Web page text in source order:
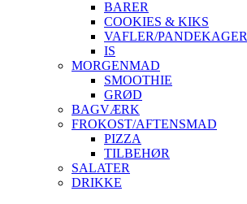
BARER
COOKIES & KIKS
VAFLER/PANDEKAGER
IS
MORGENMAD
SMOOTHIE
GRØD
BAGVÆRK
FROKOST/AFTENSMAD
PIZZA
TILBEHØR
SALATER
DRIKKE